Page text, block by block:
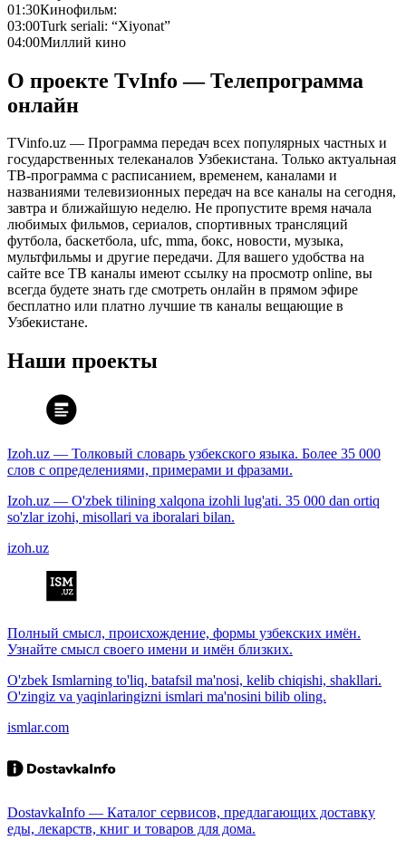
01:30Кинофильм:
03:00Turk seriali: “Xiyonat”
04:00Миллий кино
О проекте TvInfo — Телепрограмма
онлайн
TVinfo.uz — Программа передач всех популярных частных и
государственных телеканалов Узбекистана. Только актуальная
ТВ-программа с расписанием, временем, каналами и
названиями телевизионных передач на все каналы на сегодня,
завтра и ближайшую неделю. Не пропустите время начала
любимых фильмов, сериалов, спортивных трансляций
футбола, баскетбола, ufc, mma, бокс, новости, музыка,
мультфильмы и другие передачи. Для вашего удобства на
сайте все ТВ каналы имеют ссылку на просмотр online, вы
всегда будете знать где смотреть онлайн в прямом эфире
бесплатно или платно лучшие тв каналы вещающие в
Узбекистане.
Наши проекты
Izoh.uz — Толковый словарь узбекского языка. Более 35 000
слов с определениями, примерами и фразами.
Izoh.uz — O'zbek tilining xalqona izohli lug'ati. 35 000 dan ortiq
so'zlar izohi, misollari va iboralari bilan.
izoh.uz
Полный смысл, происхождение, формы узбекских имён.
Узнайте смысл своего имени и имён близких.
O'zbek Ismlarning to'liq, batafsil ma'nosi, kelib chiqishi, shakllari.
O'zingiz va yaqinlaringizni ismlari ma'nosini bilib oling.
ismlar.com
DostavkaInfo — Каталог сервисов, предлагающих доставку
еды, лекарств, книг и товаров для дома.